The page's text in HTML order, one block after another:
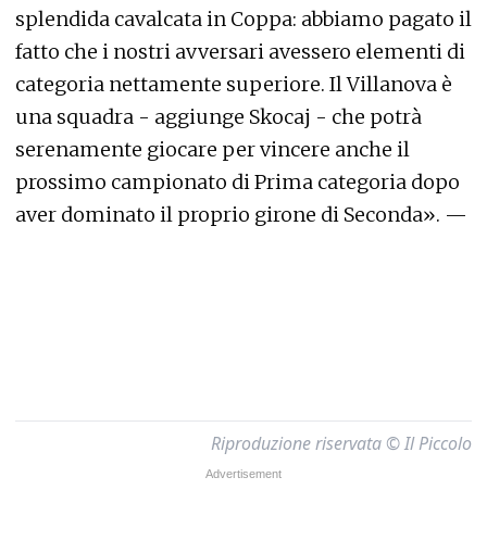
splendida cavalcata in Coppa: abbiamo pagato il
fatto che i nostri avversari avessero elementi di
categoria nettamente superiore. Il Villanova è
una squadra - aggiunge Skocaj - che potrà
serenamente giocare per vincere anche il
prossimo campionato di Prima categoria dopo
aver dominato il proprio girone di Seconda». —
Riproduzione riservata © Il Piccolo